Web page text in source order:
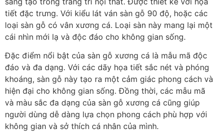
tiết đặc trưng. Với kiểu lát ván sàn gỗ 90 độ, hoặc các
loại sàn gỗ có vân xương cá. Loại sàn này mang lại một
cái nhìn mới lạ và độc đáo cho không gian sống.
Đặc điểm nổi bật của sàn gỗ xương cá là mẫu mã độc
đáo và đa dạng. Với các dãy họa tiết sắc nét và phóng
khoáng, sàn gỗ này tạo ra một cảm giác phong cách và
hiện đại cho không gian sống. Đồng thời, các mẫu mã
và màu sắc đa dạng của sàn gỗ xương cá cũng giúp
người dùng dễ dàng lựa chọn phong cách phù hợp với
không gian và sở thích cá nhân của mình.